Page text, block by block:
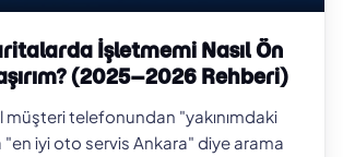
İşletmemi Nasıl Ön
(2025–2026 Rehberi)
müşteri telefonundan "yakınımdaki
iyi oto servis Ankara" diye arama